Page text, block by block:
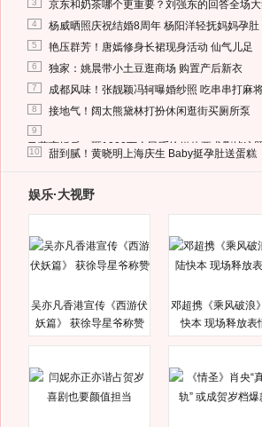
3 京东和奶茶哪个更重要？刘强东的回答全场大
4 杨威晒照庆祝结婚8周年 杨阳洋轻抚妈妈孕肚
5 艳压群芳！唐嫣修身长裙现身活动 仙气儿足
6 独家：姚晨带小土豆逛商场 购置产后新衣
7 成都风味！张靓颖冯轲曝婚纱照 吃串串打麻
8 接地气！阔太熊黛林打扮休闲逛街买厕所泵
9
马蓉离婚后，砸1000万人民币给媒体要求删掉这
10 甜到腻！黄晓明上海庆生 Baby挺孕肚送蛋糕
娱乐·大视野
吴亦凡香港宣传《西游伏
妖篇》 获徐导星爷称赞
邓超携《乘风破浪
快本 现场释放表